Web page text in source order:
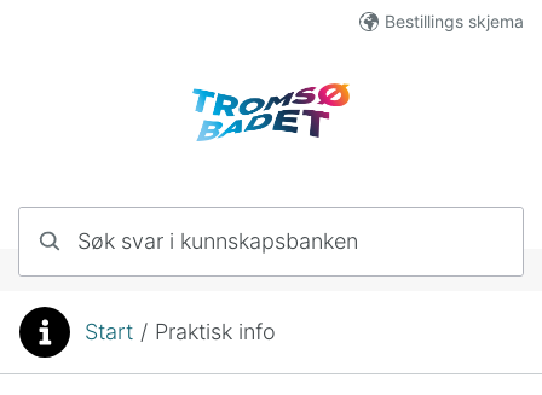
Bestillings skjema
Du er her:Start / Praktisk info